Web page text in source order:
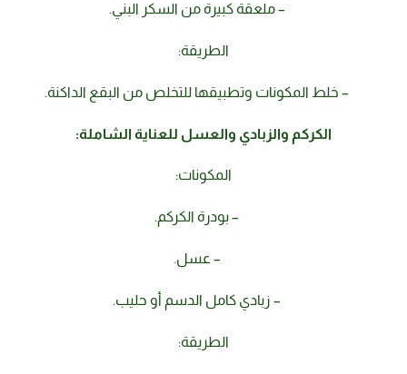
– ملعقة كبيرة من السكر البني.
الطريقة:
– خلط المكونات وتطبيقها للتخلص من البقع الداكنة.
الكركم والزبادي والعسل للعناية الشاملة:
المكونات:
– بودرة الكركم.
– عسل.
– زبادي كامل الدسم أو حليب.
الطريقة: